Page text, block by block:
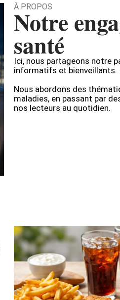
À PROPOS
Notre
santé
Ici, nous partageons notre
informatifs et bienveillants.
Nous abordons des
maladies, en passant par
nos lecteurs au quotidien.